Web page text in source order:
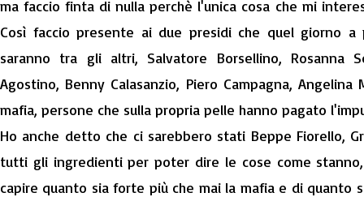
ma faccio finta di nulla perchè l'unica cosa che mi
Così faccio presente ai due presidi che quel giorno
saranno tra gli altri, Salvatore Borsellino, Rosanna
Agostino, Benny Calasanzio, Piero Campagna,
mafia, persone che sulla propria pelle hanno pagato
Ho anche detto che ci sarebbero stati Beppe Fiorello,
tutti gli ingredienti per poter dire le cose come
capire quanto sia forte più che mai la mafia e di quanto